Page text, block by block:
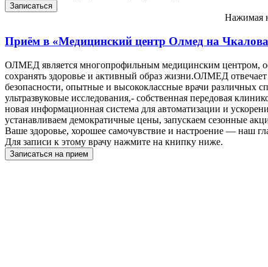
Нажимая
Приём в «Медицинский центр Олмед на
ОЛМЕД является многопрофильным медицинским центром,
сохранять здоровье и активный образ жизни.ОЛМЕД
безопасности, опытные и высококлассные врачи различных
ультразвуковые исследования,- собственная передовая
новая информационная система для автоматизации и
устанавливаем демократичные цены, запускаем сезонные
Ваше здоровье, хорошее самочувствие и настроение — наш
Для записи к этому врачу нажмите на книпку ниже.
Записаться на прием